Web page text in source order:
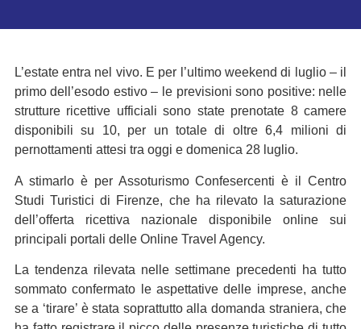
L’estate entra nel vivo. E per l’ultimo weekend di luglio – il
primo dell’esodo estivo – le previsioni sono positive: nelle
strutture ricettive ufficiali sono state prenotate 8 camere
disponibili su 10, per un totale di oltre 6,4 milioni di
pernottamenti attesi tra oggi e domenica 28 luglio.
A stimarlo è per Assoturismo Confesercenti è il Centro
Studi Turistici di Firenze, che ha rilevato la saturazione
dell’offerta ricettiva nazionale disponibile online sui
principali portali delle Online Travel Agency.
La tendenza rilevata nelle settimane precedenti ha tutto
sommato confermato le aspettative delle imprese, anche
se a ‘tirare’ è stata soprattutto alla domanda straniera, che